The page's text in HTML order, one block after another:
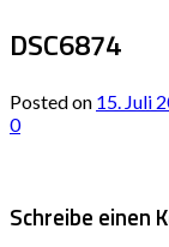
DSC6874
Posted on 15. Juli
0
Schreibe einen